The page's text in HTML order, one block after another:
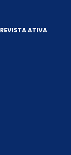
REVISTA ATIVA